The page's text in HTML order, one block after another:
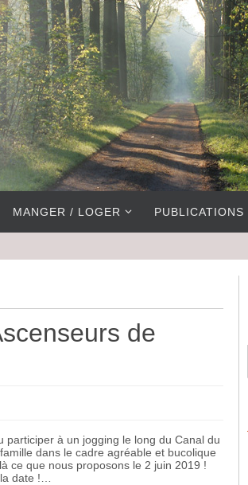
MANGER / LOGER PUBLICATIONS
de
participer à un jogging le long du Canal du
dans le cadre agréable et bucolique
ce que nous proposons le 2 juin 2019 !
date !…